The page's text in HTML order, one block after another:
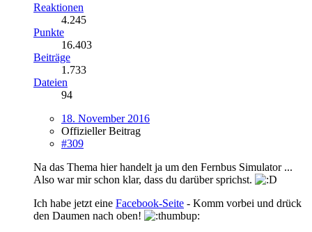
Reaktionen
4.245
Punkte
16.403
Beiträge
1.733
Dateien
94
18. November 2016
Offizieller Beitrag
#309
Na das Thema hier handelt ja um den Fernbus Simulator ...
Also war mir schon klar, dass du darüber sprichst.
Ich habe jetzt eine Facebook-Seite - Komm vorbei und drück
den Daumen nach oben!